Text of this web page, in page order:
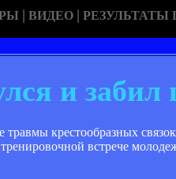
| ВИДЕО | РЕЗУЛЬТАТЫ
и забил
крестообразных
встрече